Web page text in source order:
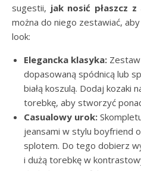
sugestii, jak nosić płaszcz z
można do niego zestawiać,
look:
Elegancka klasyka:
dopasowaną spódnicą lub
białą koszulą. Dodaj kozaki
torebkę, aby stworzyć
Casualowy urok:
jeansami w stylu boyfriend
splotem. Do tego dobierz
i dużą torebkę w